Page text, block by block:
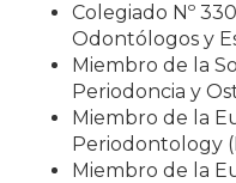
Colegiado Nº
Odontólogos y
Miembro de la
Periodoncia y
Miembro de la
Periodontology
Miembro de la